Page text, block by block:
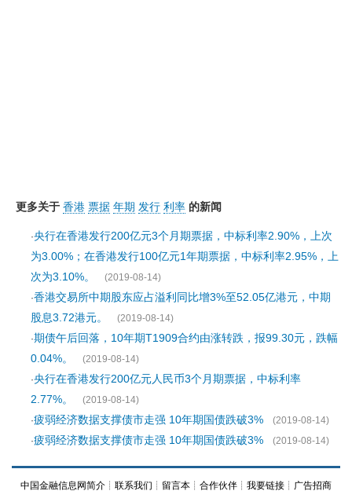
更多关于 香港 票据 年期 发行 利率 的新闻
·央行在香港发行200亿元3个月期票据，中标利率2.90%，上次
为3.00%；在香港发行100亿元1年期票据，中标利率2.95%，上
次为3.10%。
(2019-08-14)
·香港交易所中期股东应占溢利同比增3%至52.05亿港元，中期
股息3.72港元。
(2019-08-14)
·期债午后回落，10年期T1909合约由涨转跌，报99.30元，跌幅
0.04%。
(2019-08-14)
·央行在香港发行200亿元人民币3个月期票据，中标利率
2.77%。
(2019-08-14)
·疲弱经济数据支撑债市走强 10年期国债跌破3%
(2019-08-14)
·疲弱经济数据支撑债市走强 10年期国债跌破3% (2019-08-14)
中国金融信息网简介 ┊ 联系我们 ┊ 留言本 ┊ 合作伙伴 ┊ 我要链接 ┊ 广告招商